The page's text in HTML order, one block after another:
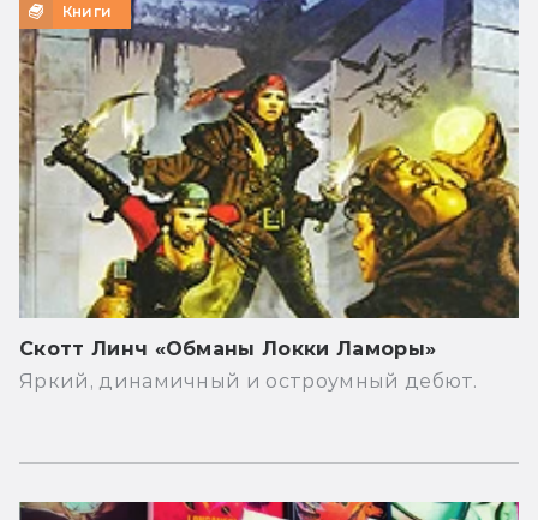
Книги
Скотт Линч «Обманы Локки Ламоры»
Яркий, динамичный и остроумный дебют.